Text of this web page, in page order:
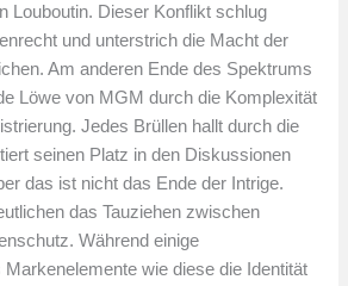
Louboutin. Dieser Konflikt schlug
und unterstrich die Macht der
Am anderen Ende des Spektrums
Löwe von MGM durch die Komplexität
Jedes Brüllen hallt durch die
seinen Platz in den Diskussionen
das ist nicht das Ende der Intrige.
das Tauziehen zwischen
Während einige
wie diese die Identität